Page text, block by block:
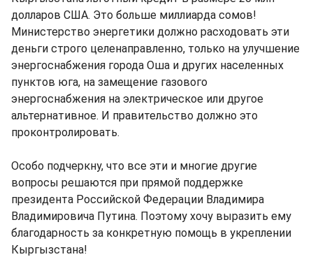
долларов США. Это больше миллиарда сомов!
Министерство энергетики должно расходовать эти
деньги строго целенаправленно, только на улучшение
энергоснабжения города Оша и других населенных
пунктов юга, на замещение газового
энергоснабжения на электрическое или другое
альтернативное. И правительство должно это
проконтролировать.
Особо подчеркну, что все эти и многие другие
вопросы решаются при прямой поддержке
президента Российской Федерации Владимира
Владимировича Путина. Поэтому хочу выразить ему
благодарность за конкретную помощь в укреплении
Кыргызстана!